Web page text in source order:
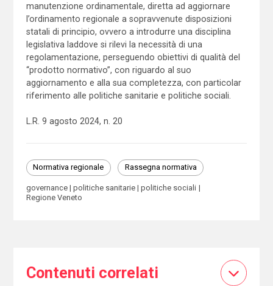
manutenzione ordinamentale, diretta ad aggiornare
l’ordinamento regionale a sopravvenute disposizioni
statali di principio, ovvero a introdurre una disciplina
legislativa laddove si rilevi la necessità di una
regolamentazione, perseguendo obiettivi di qualità del
“prodotto normativo”, con riguardo al suo
aggiornamento e alla sua completezza, con particolar
riferimento alle politiche sanitarie e politiche sociali.
L.R. 9 agosto 2024, n. 20
Normativa regionale Rassegna normativa
governance politiche sanitarie
politiche sociali
Regione Veneto
Contenuti correlati